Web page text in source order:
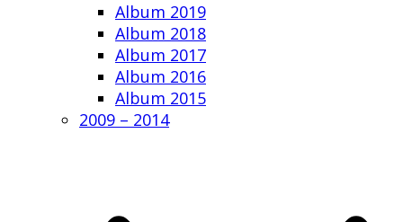
Album 2019
Album 2018
Album 2017
Album 2016
Album 2015
2009 – 2014